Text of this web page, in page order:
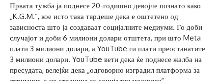
Првата тужба ја поднесе 20-годишно девојче познато како
„K.G.M.“, кое исто така тврдеше дека е оштетено од
зависноста што ја создаваат социјалните медиуми. Го доби
случајот и доби 6 милиони долари отштета, при што Meta
плати 3 милиони долари, а YouTube ги плати преостанатите
3 милиони долари. YouTube вети дека ќе поднесе жалба на
пресудата, велејќи дека „одговорно изградил платформа за